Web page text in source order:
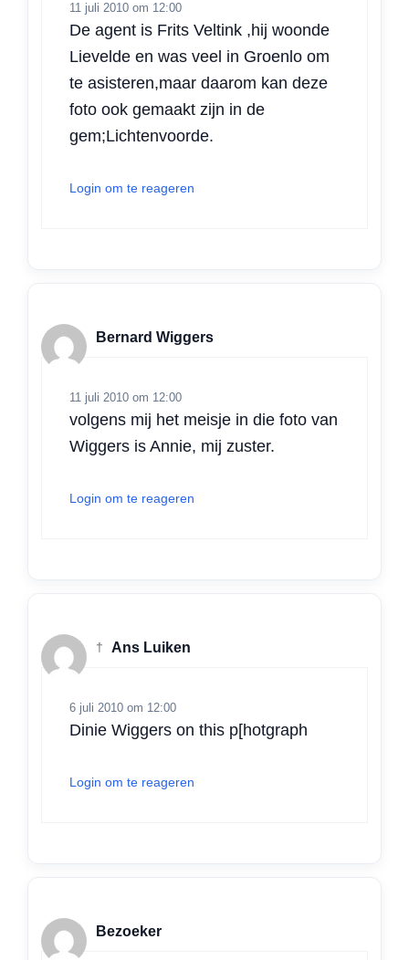
11 juli 2010 om 12:00
De agent is Frits Veltink ,hij woonde
Lievelde en was veel in Groenlo om
te asisteren,maar daarom kan deze
foto ook gemaakt zijn in de
gem;Lichtenvoorde.
Login om te reageren
Bernard Wiggers
11 juli 2010 om 12:00
volgens mij het meisje in die foto van
Wiggers is Annie, mij zuster.
Login om te reageren
† Ans Luiken
6 juli 2010 om 12:00
Dinie Wiggers on this p[hotgraph
Login om te reageren
Bezoeker